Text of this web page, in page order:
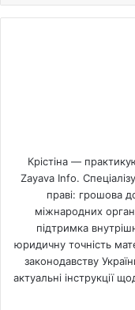
Крістіна —
Zayava Info.
праві: грошова
міжнародних
підтримка
юридичну точність
законодавству
актуальні інструкції